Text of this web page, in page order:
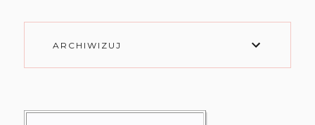
ARCHIWIZUJ